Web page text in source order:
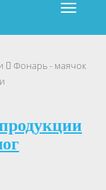
Фонарь - маячок